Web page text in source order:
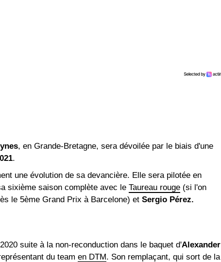
, en Grande-Bretagne, sera dévoilée par le biais d'une
.
une évolution de sa devancière. Elle sera pilotée en
sixième saison complète avec le Taureau rouge (si l'on
le 5ème Grand Prix à Barcelone) et Sergio Pérez.
suite à la non-reconduction dans le baquet d'Alexander
du team en DTM. Son remplaçant, qui sort de la